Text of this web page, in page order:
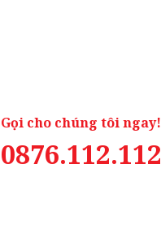
Gọi cho chúng tôi ngay!
0876.112.112